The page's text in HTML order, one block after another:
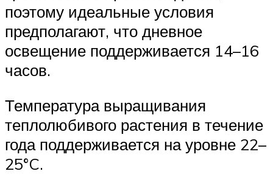
поэтому идеальные условия
предполагают, что дневное
освещение поддерживается 14–16
часов.
Температура выращивания
теплолюбивого растения в течение
года поддерживается на уровне 22–
25°C.